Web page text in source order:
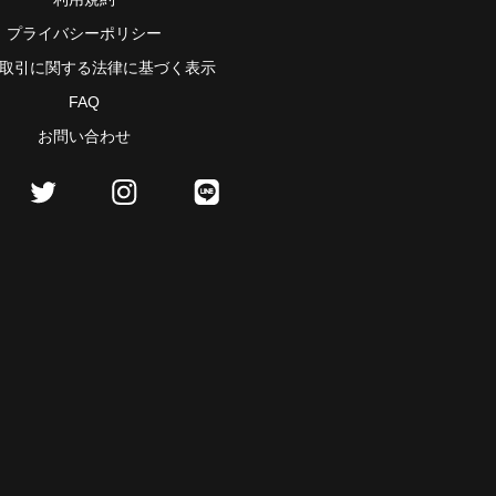
プライバシーポリシー
引に関する法律に基づく表示
FAQ
お問い合わせ